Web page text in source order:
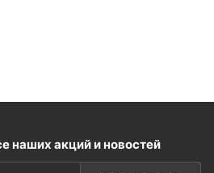
наших акций и новостей